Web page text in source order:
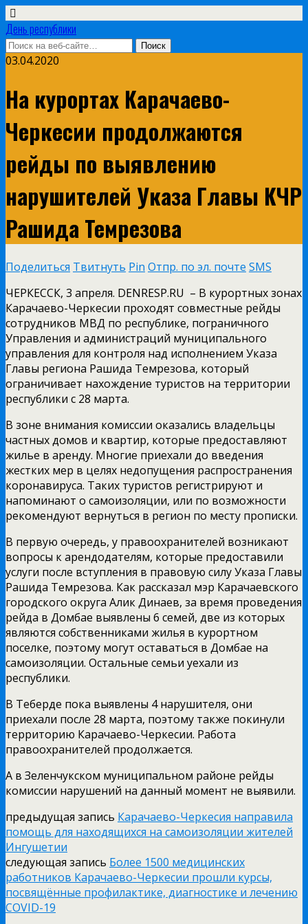
День республики
03.04.2020
На курортах Карачаево-
Черкесии продолжаются
рейды по выявлению
нарушителей Указа Главы КЧР
Рашида Темрезова
Поделиться Твитнуть Pin Отпр. по эл. почте SMS
ЧЕРКЕССК, 3 апреля. DENRESP.RU – В курортных зонах
Карачаево-Черкесии проходят совместные рейды
сотрудников МВД по республике, пограничного
Управления и администраций муниципального
управления для контроля над исполнением Указа
Главы региона Рашида Темрезова, который
ограничивает нахождение туристов на территории
республики с 28 марта.
В зоне внимания комиссии оказались владельцы
частных домов и квартир, которые предоставляют
жилье в аренду. Многие приехали до введения
жестких мер в целях недопущения распространения
коронавируса. Таких туристов регистрируют и
напоминают о самоизоляции, или по возможности
рекомендуют вернуться в регион по месту прописки.
В первую очередь, у правоохранителей возникают
вопросы к арендодателям, которые предоставили
услуги после вступления в правовую силу Указа Главы
Рашида Темрезова. Как рассказал мэр Карачаевского
городского округа Алик Динаев, за время проведения
рейда в Домбае выявлены 6 семей, две из которых
являются собственниками жилья в курортном
поселке, поэтому могут оставаться в Домбае на
самоизоляции. Остальные семьи уехали из
республики.
В Теберде пока выявлены 4 нарушителя, они
приехали после 28 марта, поэтому также покинули
территорию Карачаево-Черкесии. Работа
правоохранителей продолжается.
А в Зеленчукском муниципальном районе рейды
комиссии нарушений на данный момент не выявили.
предыдущая запись Карачаево-Черкесия направила
помощь для находящихся на самоизоляции жителей
Ингушетии
следующая запись Более 1500 медицинских
работников Карачаево-Черкесии прошли курсы,
посвящённые профилактике, диагностике и лечению
COVID-19